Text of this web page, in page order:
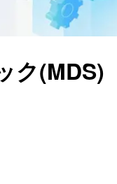
ク(MDS)